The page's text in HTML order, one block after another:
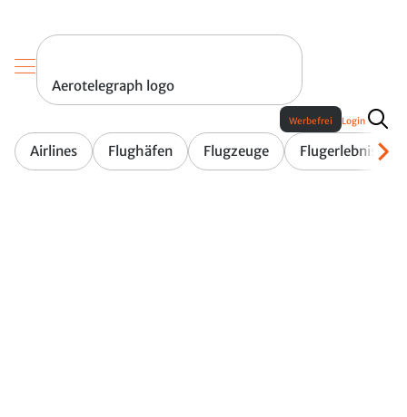
Aerotelegraph logo
Airlines Flughäfen Flugzeuge Flugerlebnis
Werbefrei Login